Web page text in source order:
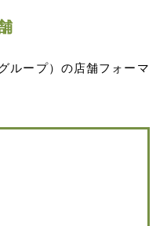
ループ）の店舗フォーマ